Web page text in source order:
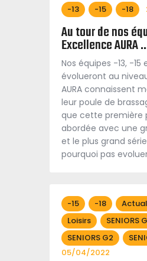
-13 -15 -18
Au tour de nos
Excellence AURA
Nos équipes -13, -15
évolueront au
AURA connaissent
leur poule de
que cette première
abordée avec une
et le plus grand
pourquoi pas
-15 -18
Loisirs
SENIORS
SENIORS G2
05/04/2022